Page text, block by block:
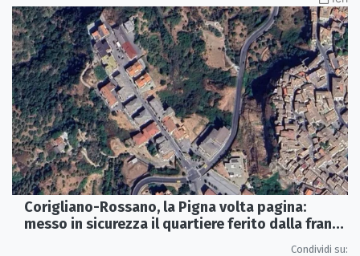
Corigliano-Rossano, la Pigna volta pagina:
messo in sicurezza il quartiere ferito dalla frana
Condividi su: